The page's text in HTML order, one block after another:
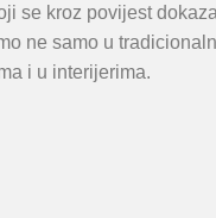
se kroz povijest
ne samo u
i u interijerima.